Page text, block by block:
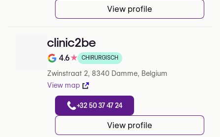
View profile
clinic2be
Note de 4.6 sur 5 sur Google
4.6★ CHIRURGISCH
Zwinstraat 2, 8340 Damme, Belgium
View map
+32 50 37 47 24
View profile